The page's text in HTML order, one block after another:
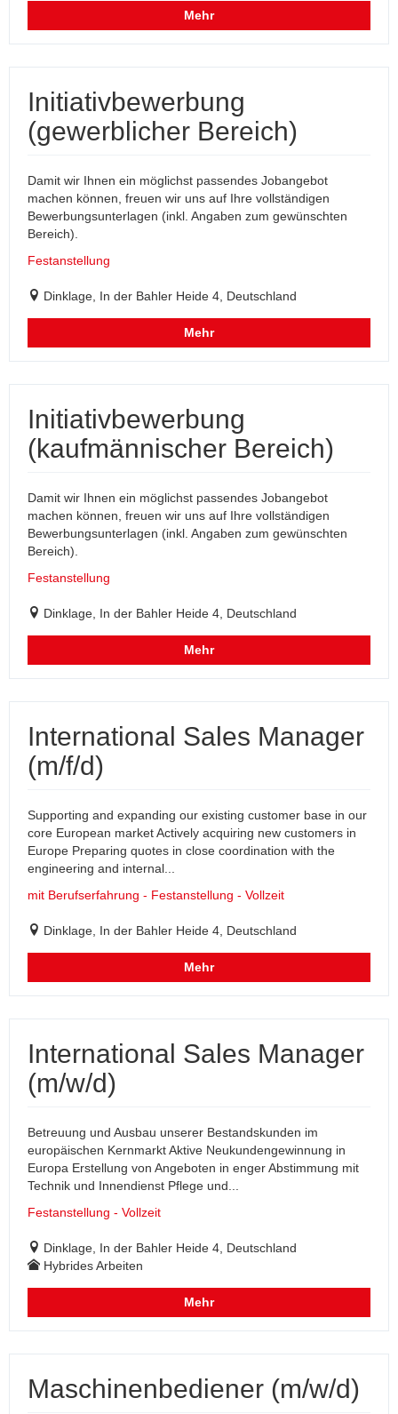
Mehr
Initiativbewerbung
(gewerblicher Bereich)
Damit wir Ihnen ein möglichst passendes Jobangebot
machen können, freuen wir uns auf Ihre vollständigen
Bewerbungsunterlagen (inkl. Angaben zum gewünschten
Bereich).
Festanstellung
Dinklage, In der Bahler Heide 4, Deutschland
Mehr
Initiativbewerbung
(kaufmännischer Bereich)
Damit wir Ihnen ein möglichst passendes Jobangebot
machen können, freuen wir uns auf Ihre vollständigen
Bewerbungsunterlagen (inkl. Angaben zum gewünschten
Bereich).
Festanstellung
Dinklage, In der Bahler Heide 4, Deutschland
Mehr
International Sales Manager
(m/f/d)
Supporting and expanding our existing customer base in our
core European market Actively acquiring new customers in
Europe Preparing quotes in close coordination with the
engineering and internal...
mit Berufserfahrung - Festanstellung - Vollzeit
Dinklage, In der Bahler Heide 4, Deutschland
Mehr
International Sales Manager
(m/w/d)
Betreuung und Ausbau unserer Bestandskunden im
europäischen Kernmarkt Aktive Neukundengewinnung in
Europa Erstellung von Angeboten in enger Abstimmung mit
Technik und Innendienst Pflege und...
Festanstellung - Vollzeit
Dinklage, In der Bahler Heide 4, Deutschland
Hybrides Arbeiten
Mehr
Maschinenbediener (m/w/d)